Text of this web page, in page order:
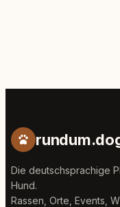
Die deutschsprachige
Hund.
Rassen, Orte, Events,